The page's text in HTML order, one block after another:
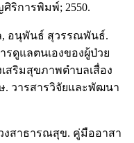
ริการพิมพ์; 2550.
, อนุพันธ์ สุวรรณพันธ์.
รดูแลตนเองของผู้ป่วย
สริมสุขภาพตำบลเสื่อง
. วารสารวิจัยและพัฒนา
สาธารณสุข. คู่มืออาสา